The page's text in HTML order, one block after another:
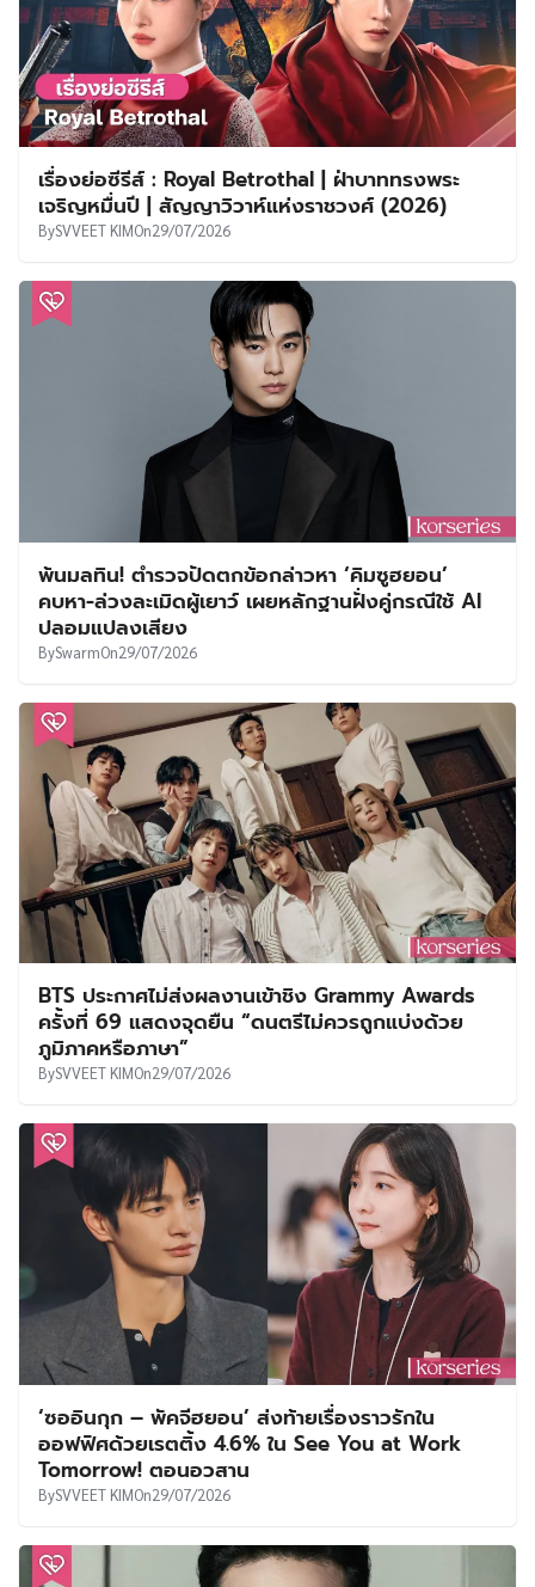
เรื่องย่อซีรีส์ : Royal Betrothal | ฝ่าบาททรงพระ
เจริญหมื่นปี | สัญญาวิวาห์แห่งราชวงศ์ (2026)
BySVVEET KIMOn29/07/2026
พ้นมลทิน! ตำรวจปัดตกข้อกล่าวหา ‘คิมซูฮยอน’
คบหา-ล่วงละเมิดผู้เยาว์ เผยหลักฐานฝั่งคู่กรณีใช้ AI
ปลอมแปลงเสียง
BySwarmOn29/07/2026
BTS ประกาศไม่ส่งผลงานเข้าชิง Grammy Awards
ครั้งที่ 69 แสดงจุดยืน “ดนตรีไม่ควรถูกแบ่งด้วย
ภูมิภาคหรือภาษา”
BySVVEET KIMOn29/07/2026
‘ซออินกุก – พัคจีฮยอน’ ส่งท้ายเรื่องราวรักใน
ออฟฟิศด้วยเรตติ้ง 4.6% ใน See You at Work
Tomorrow! ตอนอวสาน
BySVVEET KIMOn29/07/2026